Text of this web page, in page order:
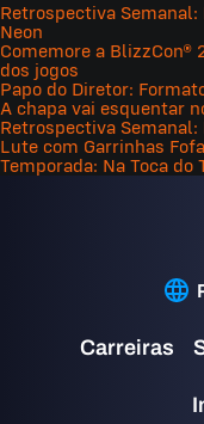
Retrospectiva
Neon
Comemore a
dos jogos
Papo do Diretor:
A chapa vai esquentar
Retrospectiva
Lute com Garrinhas
Temporada: Na Toca do